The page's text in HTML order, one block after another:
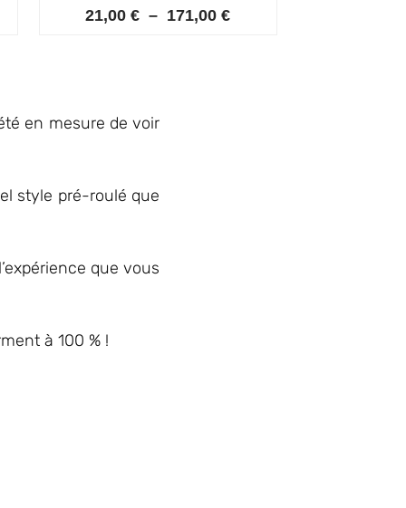
Noté
4
21,00€ – 171,00€
en mesure de voir
style pré-roulé que
que vous
à 100 % !